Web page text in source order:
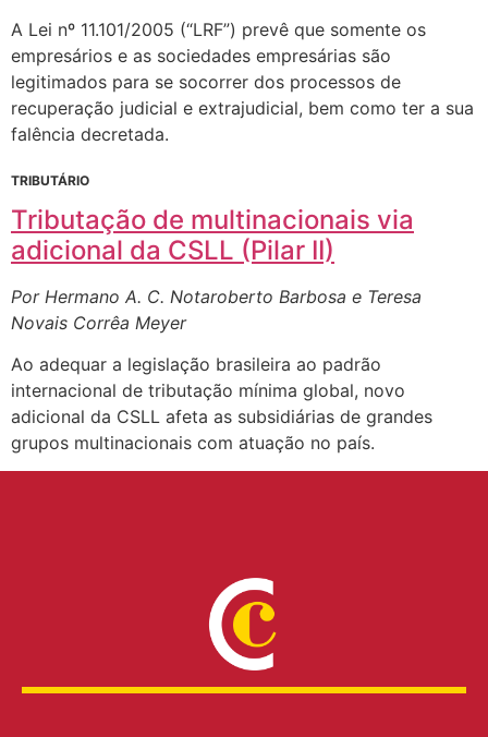
A Lei nº 11.101/2005 (“LRF”) prevê que somente os
empresários e as sociedades empresárias são
legitimados para se socorrer dos processos de
recuperação judicial e extrajudicial, bem como ter a sua
falência decretada.
TRIBUTÁRIO
Tributação de multinacionais via
adicional da CSLL (Pilar II)
Por Hermano A. C. Notaroberto Barbosa e Teresa
Novais Corrêa Meyer
Ao adequar a legislação brasileira ao padrão
internacional de tributação mínima global, novo
adicional da CSLL afeta as subsidiárias de grandes
grupos multinacionais com atuação no país.